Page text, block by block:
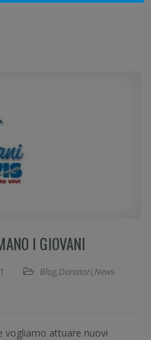
I GIOVANI
Blog,Donatori,News
vogliamo attuare nuovi